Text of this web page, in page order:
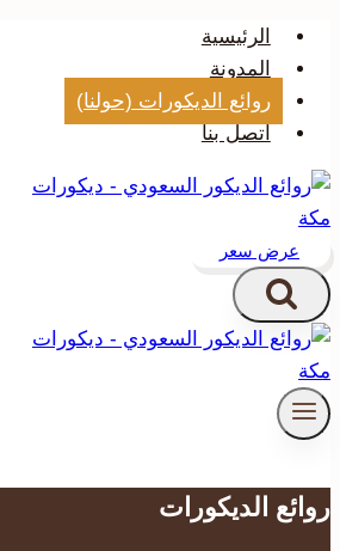
التجاوز
المحتوى
الرئيسية
المدونة
روائع الديكورات (حولنا)
اتصل بنا
عرض سعر
روائع الديكورات